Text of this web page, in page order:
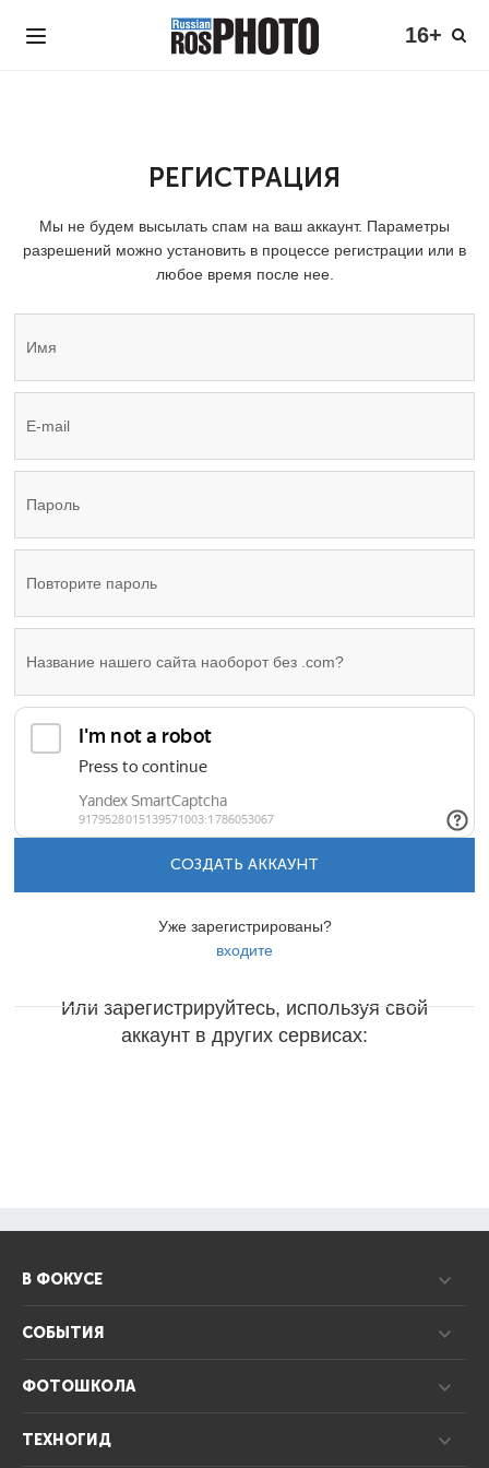
16+
РЕГИСТРАЦИЯ
Мы не будем высылать спам на ваш аккаунт. Параметры
разрешений можно установить в процессе регистрации или в
любое время после нее.
СОЗДАТЬ АККАУНТ
Уже зарегистрированы?
входите
Или зарегистрируйтесь, используя свой
аккаунт в других сервисах:
В ФОКУСЕ
СОБЫТИЯ
ФОТОШКОЛА
ТЕХНОГИД